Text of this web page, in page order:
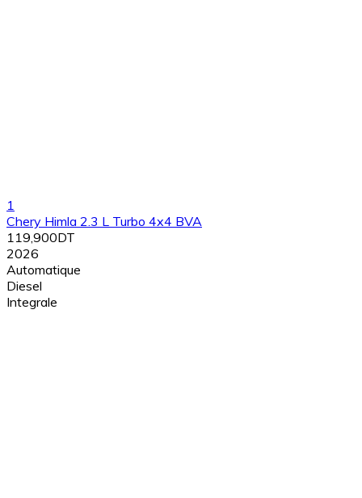
1
Chery Himla 2.3 L Turbo 4x4 BVA
119,900DT
2026
Automatique
Diesel
Integrale